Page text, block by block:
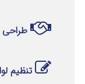
تنظیم